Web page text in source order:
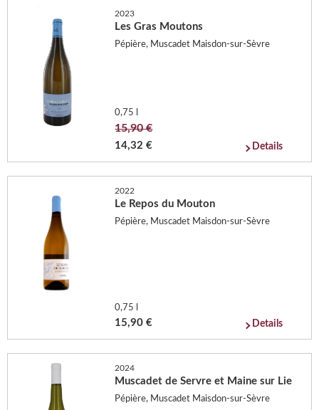
2023
Les Gras Moutons
Pépière, Muscadet Maisdon-sur-Sèvre
0,75 l
15,90 €
14,32 € Details
2022
Le Repos du Mouton
Pépière, Muscadet Maisdon-sur-Sèvre
0,75 l
15,90 € Details
2024
Muscadet de Servre et Maine sur Lie
Pépière, Muscadet Maisdon-sur-Sèvre